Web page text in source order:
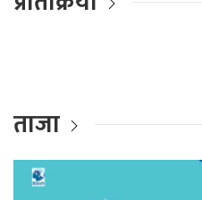
ताजा